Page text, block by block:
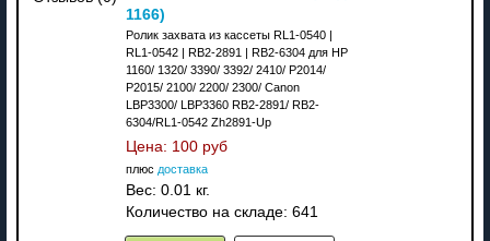
1166)
Ролик захвата из кассеты RL1-0540 |
RL1-0542 | RB2-2891 | RB2-6304 для HP
1160/ 1320/ 3390/ 3392/ 2410/ P2014/
P2015/ 2100/ 2200/ 2300/ Canon
LBP3300/ LBP3360 RB2-2891/ RB2-
6304/RL1-0542 Zh2891-Up
Цена: 100 руб
плюс доставка
Вес: 0.01 кг.
Количество на складе: 641